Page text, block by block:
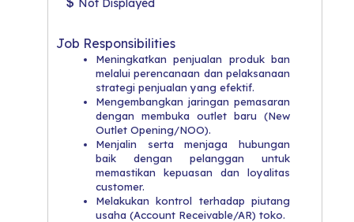
Not Displayed
Job Responsibilities
Meningkatkan penjualan produk ban
melalui perencanaan dan pelaksanaan
strategi penjualan yang efektif.​
Mengembangkan jaringan pemasaran
dengan membuka outlet baru (New
Outlet Opening/NOO).
​Menjalin serta menjaga hubungan
baik dengan pelanggan untuk
memastikan kepuasan dan loyalitas
customer.
​Melakukan kontrol terhadap piutang
usaha (Account Receivable/AR) toko.